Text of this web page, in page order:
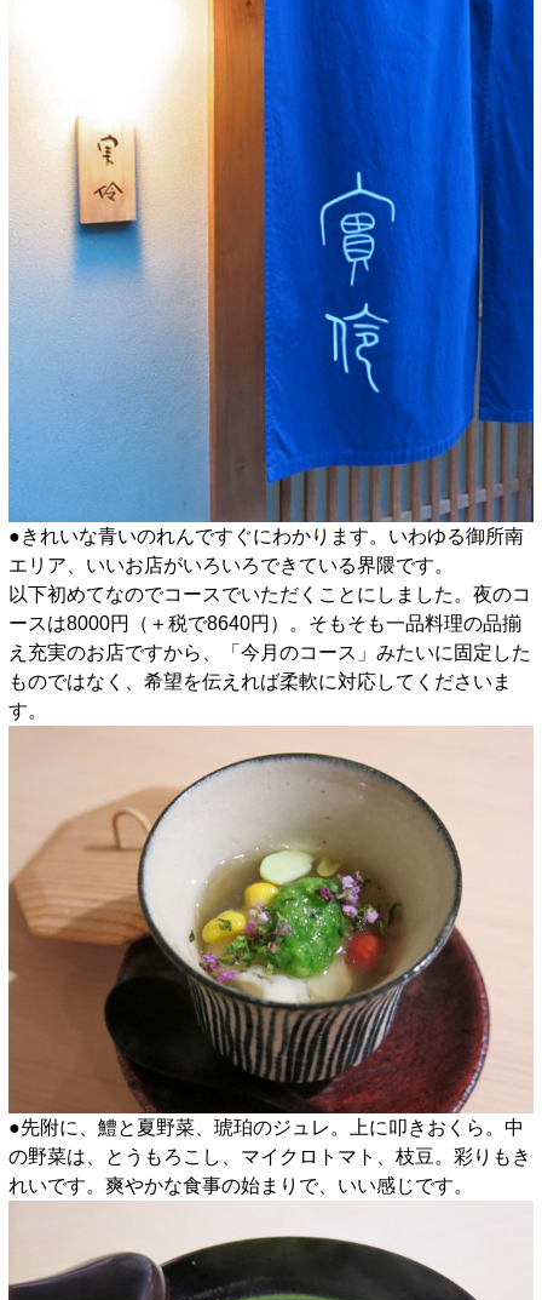
●きれいな青いのれんですぐにわかります。いわゆる御所南
エリア、いいお店がいろいろできている界隈です。
以下初めてなのでコースでいただくことにしました。夜のコ
ースは8000円（＋税で8640円）。そもそも一品料理の品揃
え充実のお店ですから、「今月のコース」みたいに固定した
ものではなく、希望を伝えれば柔軟に対応してくださいま
す。
●先附に、鱧と夏野菜、琥珀のジュレ。上に叩きおくら。中
の野菜は、とうもろこし、マイクロトマト、枝豆。彩りもき
れいです。爽やかな食事の始まりで、いい感じです。